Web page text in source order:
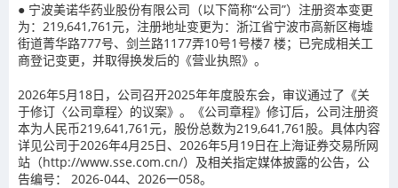
● 宁波美诺华药业股份有限公司（以下简称“公司”）注册资本变更
为：219,641,761元，注册地址变更为：浙江省宁波市高新区梅墟
街道菁华路777号、剑兰路1177弄10号1号楼7 楼；已完成相关工
商登记变更，并取得换发后的《营业执照》。
2026年5月18日，公司召开2025年年度股东会，审议通过了《关
于修订〈公司章程〉的议案》。《公司章程》修订后，公司注册资
本为人民币219,641,761元，股份总数为219,641,761股。具体内容
详见公司于2026年4月25日、2026年5月19日在上海证券交易所网
站（http://www.sse.com.cn/）及相关指定媒体披露的公告，公
告编号： 2026-044、2026一058。